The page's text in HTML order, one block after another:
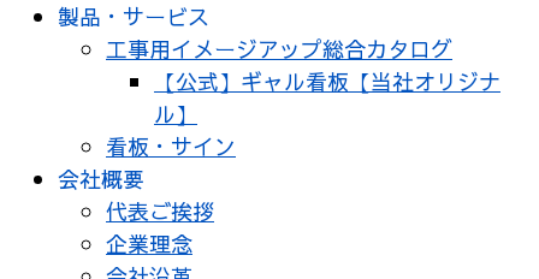
製品・サービス
工事用イメージアップ総合カタログ
【公式】ギャル看板【当社オリジナ
ル】
看板・サイン
会社概要
代表ご挨拶
企業理念